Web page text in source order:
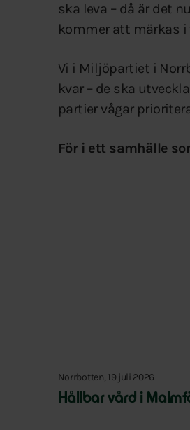
ska leva – då är det
kommer att märkas i
Vi i Miljöpartiet i
kvar – de ska
partier vågar
För i ett samhälle
Norrbotten, 19 juli 2026
Hållbar vård i